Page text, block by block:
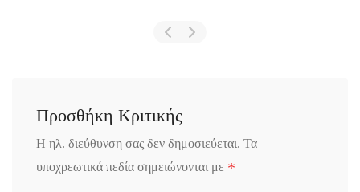
Προσθήκη Κριτικής
Η ηλ. διεύθυνση σας δεν δημοσιεύεται. Τα
υποχρεωτικά πεδία σημειώνονται με *